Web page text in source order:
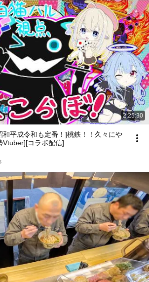
2:25:30
和平成令和も定番！]桃鉄！！久々にや
Vtuber][コラボ配信]